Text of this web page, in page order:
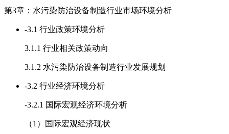
第3章：水污染防治设备制造行业市场环境分析
-3.1 行业政策环境分析
3.1.1 行业相关政策动向
3.1.2 水污染防治设备制造行业发展规划
-3.2 行业经济环境分析
-3.2.1 国际宏观经济环境分析
（1）国际宏观经济现状